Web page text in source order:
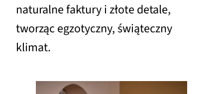
naturalne faktury i złote detale,
tworząc egzotyczny, świąteczny
klimat.